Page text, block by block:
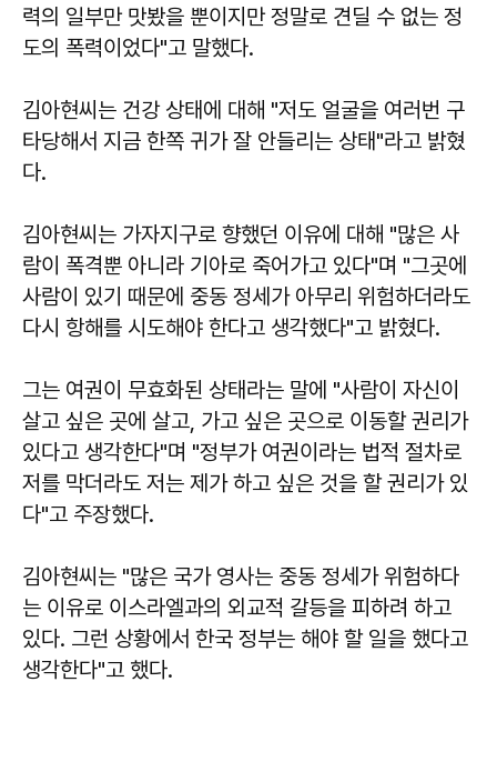
력의 일부만 맛봤을 뿐이지만 정말로 견딜 수 없는 정
도의 폭력이었다"고 말했다.
김아현씨는 건강 상태에 대해 "저도 얼굴을 여러번 구
타당해서 지금 한쪽 귀가 잘 안들리는 상태"라고 밝혔
다.
김아현씨는 가자지구로 향했던 이유에 대해 "많은 사
람이 폭격뿐 아니라 기아로 죽어가고 있다"며 "그곳에
사람이 있기 때문에 중동 정세가 아무리 위험하더라도
다시 항해를 시도해야 한다고 생각했다"고 밝혔다.
그는 여권이 무효화된 상태라는 말에 "사람이 자신이
살고 싶은 곳에 살고, 가고 싶은 곳으로 이동할 권리가
있다고 생각한다"며 "정부가 여권이라는 법적 절차로
저를 막더라도 저는 제가 하고 싶은 것을 할 권리가 있
다"고 주장했다.
김아현씨는 "많은 국가 영사는 중동 정세가 위험하다
는 이유로 이스라엘과의 외교적 갈등을 피하려 하고
있다. 그런 상황에서 한국 정부는 해야 할 일을 했다고
생각한다"고 했다.